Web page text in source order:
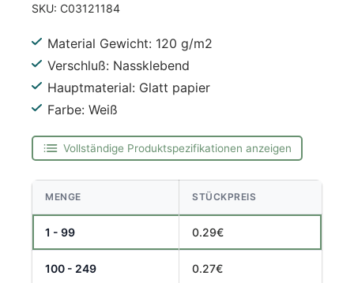
SKU: C03121184
Material Gewicht: 120 g/m2
Verschluß: Nassklebend
Hauptmaterial: Glatt papier
Farbe: Weiß
Vollständige Produktspezifikationen anzeigen
MENGE STÜCKPREIS
1 - 99 0.29€
100 - 249 0.27€